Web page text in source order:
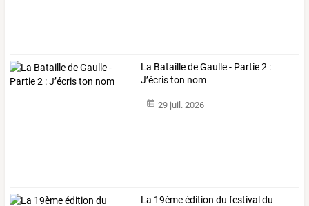
La Bataille de Gaulle - Partie 2 :
J’écris ton nom
29 juil. 2026
La 19èmeédition du festival du